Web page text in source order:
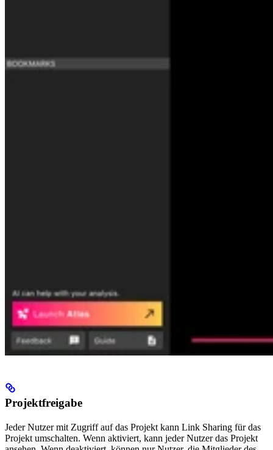
Projektfreigabe
Jeder Nutzer mit Zugriff auf das Projekt kann Link Sharing für das
Projekt umschalten. Wenn aktiviert, kann jeder Nutzer das Projekt